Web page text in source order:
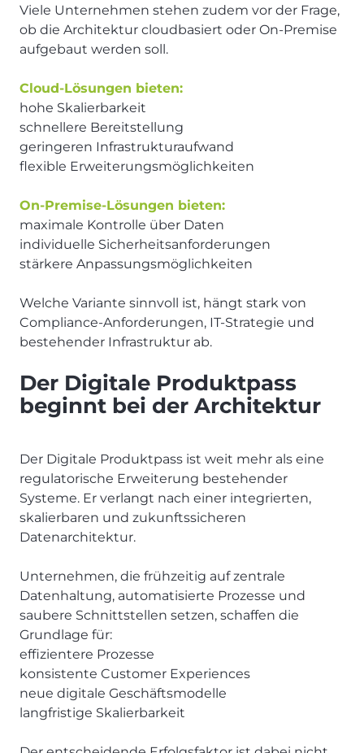
Viele Unternehmen stehen zudem vor der Frage,
ob die Architektur cloudbasiert oder On-Premise
aufgebaut werden soll.
Cloud-Lösungen bieten:
hohe Skalierbarkeit
schnellere Bereitstellung
geringeren Infrastrukturaufwand
flexible Erweiterungsmöglichkeiten
On-Premise-Lösungen bieten:
maximale Kontrolle über Daten
individuelle Sicherheitsanforderungen
stärkere Anpassungsmöglichkeiten
Welche Variante sinnvoll ist, hängt stark von
Compliance-Anforderungen, IT-Strategie und
bestehender Infrastruktur ab.
Der Digitale Produktpass
beginnt bei der Architektur
Der Digitale Produktpass ist weit mehr als eine
regulatorische Erweiterung bestehender
Systeme. Er verlangt nach einer integrierten,
skalierbaren und zukunftssicheren
Datenarchitektur.
Unternehmen, die frühzeitig auf zentrale
Datenhaltung, automatisierte Prozesse und
saubere Schnittstellen setzen, schaffen die
Grundlage für:
effizientere Prozesse
konsistente Customer Experiences
neue digitale Geschäftsmodelle
langfristige Skalierbarkeit